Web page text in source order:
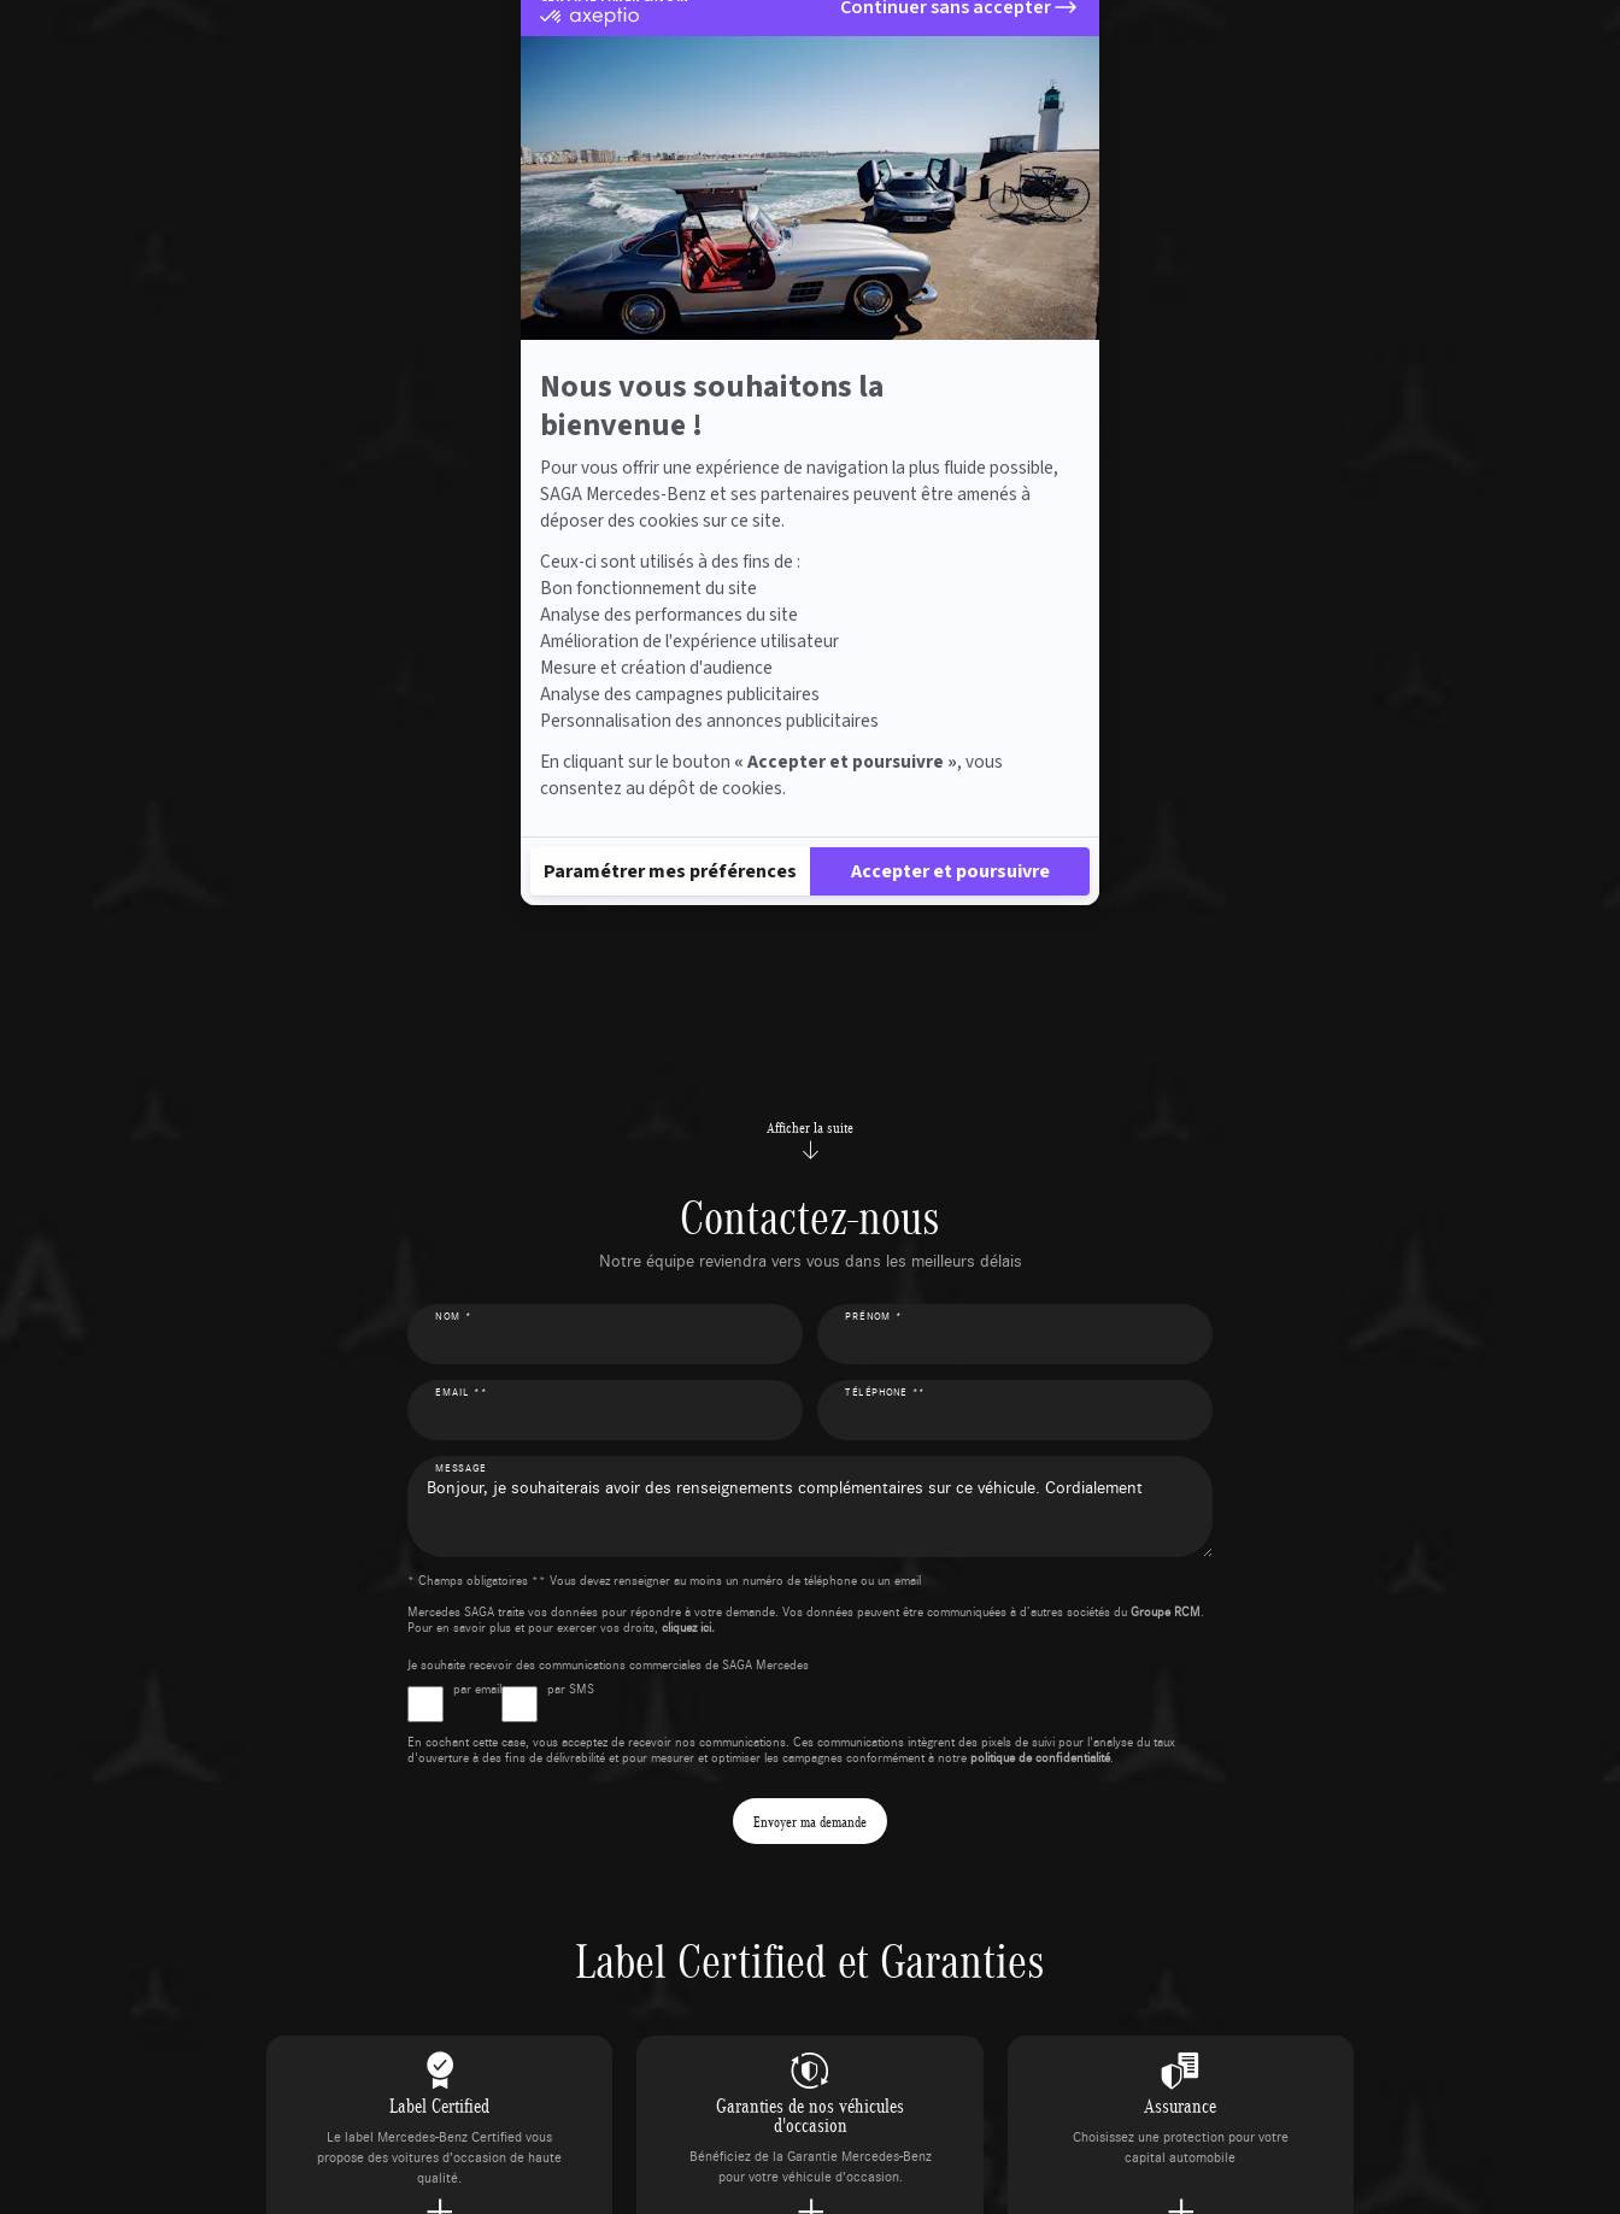
certifié
sur
Axeptio
Continuer sans accepter
Nous vous souhaitons la
bienvenue !
Pour vous offrir une expérience de navigation la plus fluide possible,
SAGA Mercedes-Benz et ses partenaires peuvent être amenés à
déposer des cookies sur ce site.
Ceux-ci sont utilisés à des fins de :
Bon fonctionnement du site
Analyse des performances du site
Amélioration de l'expérience utilisateur
Mesure et création d'audience
Analyse des campagnes publicitaires
Personnalisation des annonces publicitaires
En cliquant sur le bouton « Accepter et poursuivre », vous
consentez au dépôt de cookies.
Paramétrer mes préférences Accepter et poursuivre
Afficher la suite
Contactez-nous
Notre équipe reviendra vers vous dans les meilleurs délais
NOM * PRÉNOM *
EMAIL ** TÉLÉPHONE **
MESSAGE
* Champs obligatoires ** Vous devez renseigner au moins un numéro de téléphone ou un email
Mercedes SAGA traite vos données pour répondre à votre demande. Vos données peuvent être communiquées à d’autres sociétés du Groupe RCM
Pour en savoir plus et pour exercer vos droits, cliquez ici.
Je souhaite recevoir des communications commerciales de SAGA Mercedes
par email
par SMS
En cochant cette case, vous acceptez de recevoir nos communications. Ces communications intègrent des pixels de suivi pour l'analyse du taux
d'ouverture à des fins de délivrabilité et pour mesurer et optimiser les campagnes conformément à notre politique de confidentialité.
Envoyer ma demande
Label Certified et Garanties
Label Certified
Le label Mercedes-Benz Certified vous
propose des voitures d’occasion de haute
qualité.
Garanties de nos véhicules
d'occasion
Bénéficiez de la Garantie Mercedes-Benz
pour votre véhicule d’occasion.
Assurance
Choisissez une protection pour votre
capital automobile